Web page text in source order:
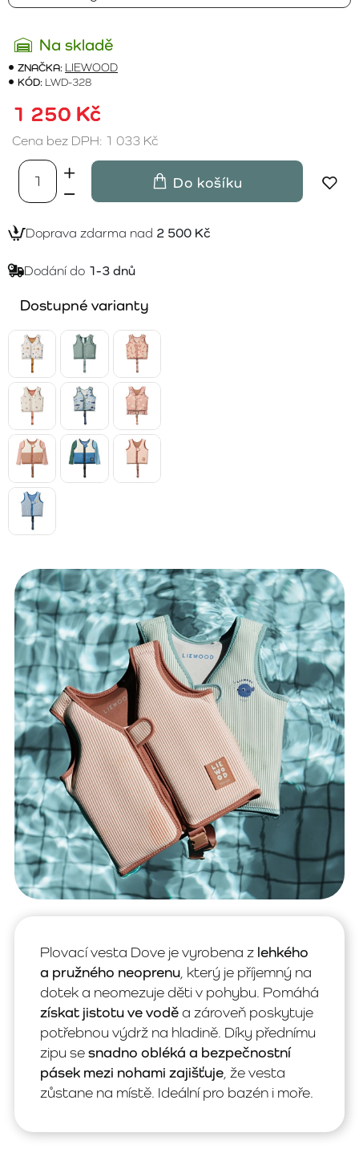
Na skladě
ZNAČKA: LIEWOOD
KÓD: LWD-328
1 250 Kč
Cena bez DPH: 1 033 Kč
Do košíku
Doprava zdarma nad 2 500 Kč
Dodání do 1-3 dnů
Dostupné varianty
Plovací vesta Dove je vyrobena z lehkého
a pružného neoprenu , který je příjemný na
dotek a neomezuje děti v pohybu. Pomáhá
získat jistotu ve voděa zároveň poskytuje
potřebnou výdrž na hladině. Díky přednímu
zipu sesnadno obléká a bezpečnostní
pásek mezi nohami zajišťuje , že vesta
zůstane na místě. Ideální pro bazén i moře.